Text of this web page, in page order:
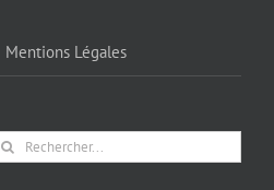
Mentions Légales
Rechercher: